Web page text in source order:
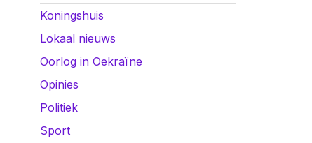
Koningshuis
Lokaal nieuws
Oorlog in Oekraïne
Opinies
Politiek
Sport